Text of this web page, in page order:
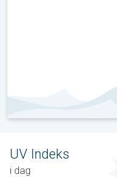
UV Indeks
i dag